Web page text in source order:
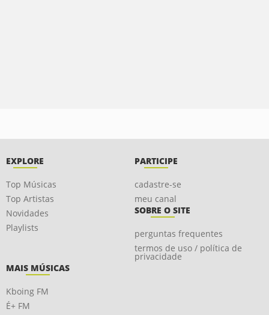
EXPLORE
Top Músicas
Top Artistas
Novidades
Playlists
PARTICIPE
cadastre-se
meu canal
SOBRE O SITE
perguntas frequentes
termos de uso / política de
privacidade
MAIS MÚSICAS
Kboing FM
É+ FM